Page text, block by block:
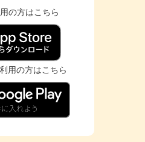
の方はこちら
用の方はこちら